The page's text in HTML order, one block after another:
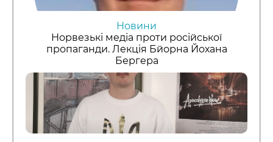
Новини
Норвезькі медіа проти російської
пропаганди. Лекція Бйорна Йохана
Бергера